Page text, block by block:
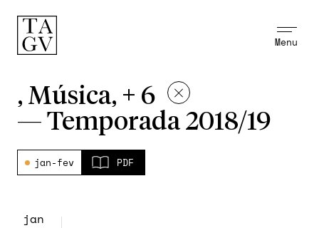
Menu
, Música, + 6
— Temporada 2018/19
jan-fev PDF
jan